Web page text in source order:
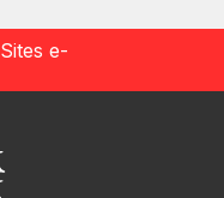
Sites e-